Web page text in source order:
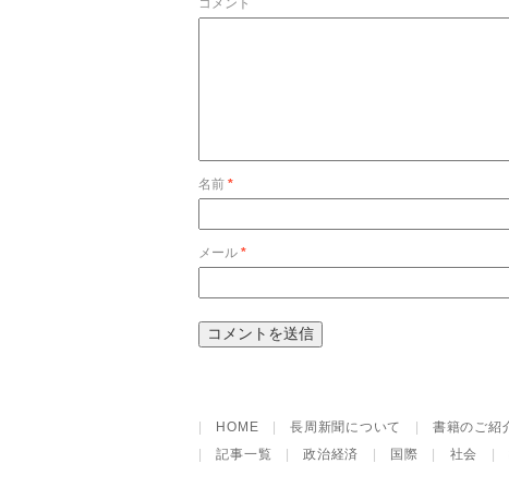
コメント
名前 *
メール *
HOME |長周新聞について |書籍のご紹
|記事一覧 |政治経済 国際 社会 |